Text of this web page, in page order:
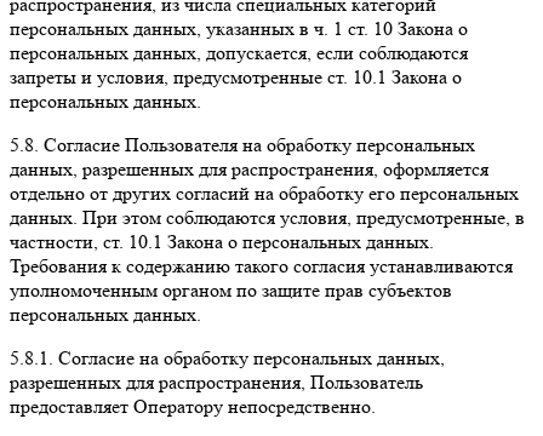
персональных данных, указанных в ч. 1 ст. 10 Закона о
персональных данных, допускается, если соблюдаются
запреты и условия, предусмотренные ст. 10.1 Закона о
персональных данных.
5.8. Согласие Пользователя на обработку персональных
данных, разрешенных для распространения, оформляется
отдельно от других согласий на обработку его персональных
данных. При этом соблюдаются условия, предусмотренные, в
частности, ст. 10.1 Закона о персональных данных.
Требования к содержанию такого согласия устанавливаются
уполномоченным органом по защите прав субъектов
персональных данных.
5.8.1. Согласие на обработку персональных данных,
разрешенных для распространения, Пользователь
предоставляет Оператору непосредственно.